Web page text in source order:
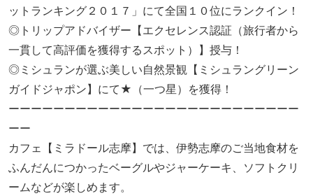
ットランキング２０１７」にて全国１０位にランクイン！
◎トリップアドバイザー【エクセレンス認証（旅行者から
一貫して高評価を獲得するスポット）】授与！
◎ミシュランが選ぶ美しい自然景観【ミシュラングリーン
ガイドジャポン】にて★（一つ星）を獲得！
ーーーーーーーーーーーーーーーーーーーーーーーーーー
ーー
カフェ【ミラドール志摩】では、伊勢志摩のご当地食材を
ふんだんにつかったベーグルやジャーケーキ、ソフトクリ
ームなどが楽しめます。